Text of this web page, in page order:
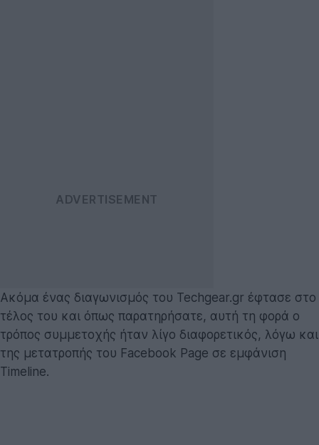
Ακόμα ένας διαγωνισμός του Techgear.gr έφτασε στο
τέλος του και όπως παρατηρήσατε, αυτή τη φορά ο
τρόπος συμμετοχής ήταν λίγο διαφορετικός, λόγω και
της μετατροπής του Facebook Page σε εμφάνιση
Timeline.